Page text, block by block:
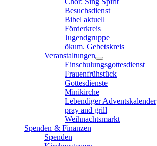
Besuchsdienst
Bibel aktuell
Förderkreis
Jugendgruppe
ökum. Gebetskreis
Veranstaltungen
Einschulungsgottesdienst
Frauenfrühstück
Gottesdienste
Minikirche
Lebendiger Adventskalender
pray and grill
Weihnachtsmarkt
Spenden & Finanzen
Spenden